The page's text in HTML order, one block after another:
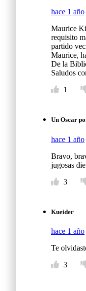
hace 1 año
Maurice
requisito
partido
Maurice,
De la
Saludos
1
Un Oscar
hace 1 año
Bravo,
jugosas
3
Kueider
hace 1 año
Te
3